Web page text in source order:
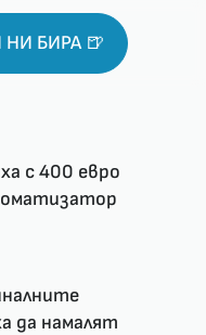
БИРА 🍺
с 400 евро
да намалят